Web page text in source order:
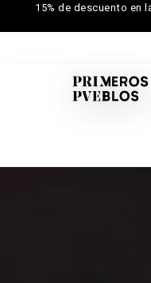
15% de descuento en